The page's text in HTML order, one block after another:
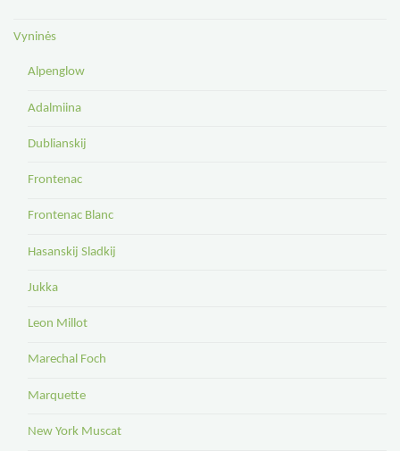
Vyninės
Alpenglow
Adalmiina
Dublianskij
Frontenac
Frontenac Blanc
Hasanskij Sladkij
Jukka
Leon Millot
Marechal Foch
Marquette
New York Muscat